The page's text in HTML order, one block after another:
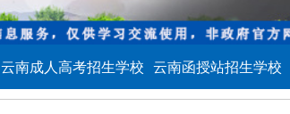
云南成人高考招生学校 云南函授站招生学校